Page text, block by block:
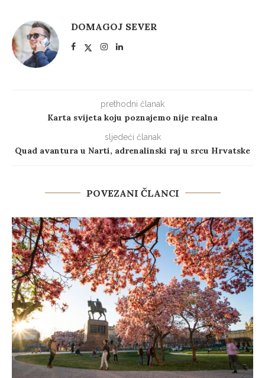
DOMAGOJ SEVER
prethodni članak
Karta svijeta koju poznajemo nije realna
sljedeći članak
Quad avantura u Narti, adrenalinski raj u srcu Hrvatske
POVEZANI ČLANCI